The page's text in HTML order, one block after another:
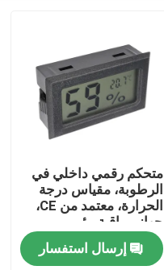
متحكم رقمي داخلي في
الرطوبة، مقياس درجة
الحرارة، معتمد من CE،
جهاز مراقبة بيئي
إرسال استفسار